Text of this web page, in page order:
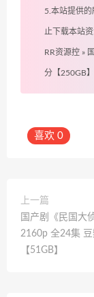
5.本站提供
止下载本站
RR资源控 »
分【250GB】
喜欢 0
上一篇
国产剧《民国大
2160p 全24集 豆
【51GB】